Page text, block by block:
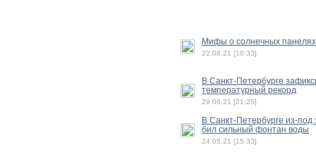
Мифы о солнечных панелях
22.08.21 [10:33]
В Санкт-Петербурге
температурный рекорд
29.06.21 [21:25]
В Санкт-Петербурге из-под
бил сильный фонтан воды
24.05.21 [15:33]